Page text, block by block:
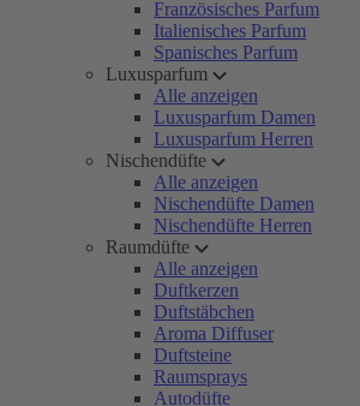
Französisches Parfum
Italienisches Parfum
Spanisches Parfum
Luxusparfum
Alle anzeigen
Luxusparfum Damen
Luxusparfum Herren
Nischendüfte
Alle anzeigen
Nischendüfte Damen
Nischendüfte Herren
Raumdüfte
Alle anzeigen
Duftkerzen
Duftstäbchen
Aroma Diffuser
Duftsteine
Raumsprays
Autodüfte